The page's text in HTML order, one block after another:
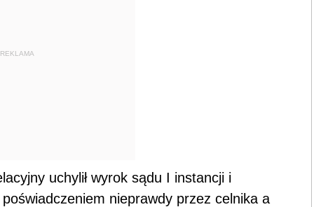
REKLAMA
uchylił wyrok sądu I instancji i
nieprawdy przez celnika a